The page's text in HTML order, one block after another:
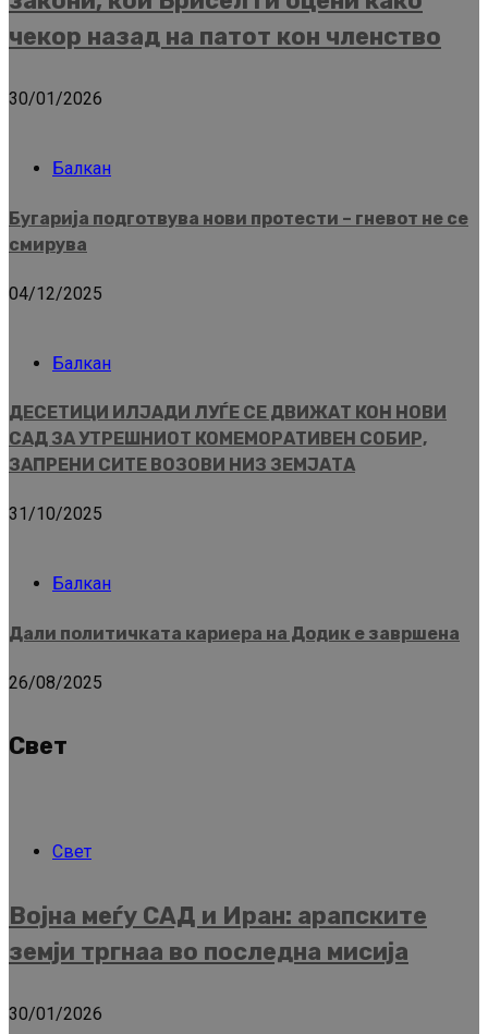
чекор назад на патот кон членство
30/01/2026
Балкан
Бугарија подготвува нови протести – гневот не се
смирува
04/12/2025
Балкан
ДЕСЕТИЦИ ИЛЈАДИ ЛУЃЕ СЕ ДВИЖАТ КОН НОВИ
САД ЗА УТРЕШНИОТ КОМЕМОРАТИВЕН СОБИР,
ЗАПРЕНИ СИТЕ ВОЗОВИ НИЗ ЗЕМЈАТА
31/10/2025
Балкан
Дали политичката кариера на Додик е завршена
26/08/2025
Свет
Свет
Војна меѓу САД и Иран: арапските
земји тргнаа во последна мисија
30/01/2026